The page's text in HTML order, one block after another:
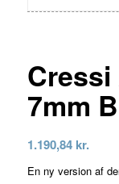
Cressi
7mm
1.190,84 kr.
En ny version af